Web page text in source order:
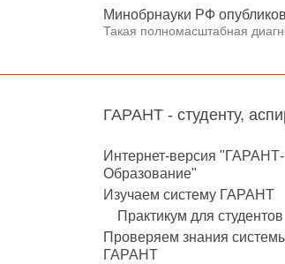
Минобрнауки РФ
Такая полномасштабная
ГАРАНТ - студенту,
Интернет-версия "ГАРАНТ-
Образование"
Изучаем систему ГАРАНТ
Практикум для студентов
Проверяем знания
ГАРАНТ